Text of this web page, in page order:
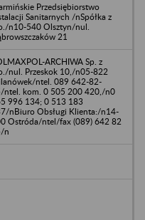
Przedsiębiorstwo
Sanitarnych /nSpółka z
n10-540 Olsztyn/nul.
21
ARCHIWA Sp. z
nul. Przeskok 10,/n05-822
ntel. 089 642-82-
ntel. kom. 0 505 200 420,/n0
996 134; 0 513 183
nBiuro Obsługi Klienta:/n14-
Ostróda/ntel/fax (089) 642 82
n